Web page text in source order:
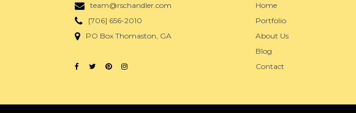
team@rschandler.com
[706] 656-2010
PO Box Thomaston, GA
Home
Portfolio
About Us
Blog
Contact